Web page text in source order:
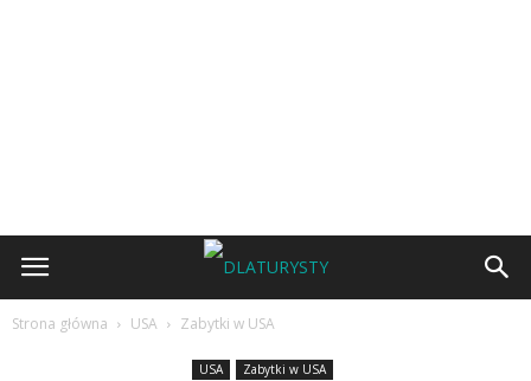
Strona główna USA Zabytki w USA
USA Zabytki w USA